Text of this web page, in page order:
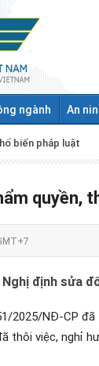
ngành An
biến pháp luật
quyền,
Nghị định sửa
2025/NĐ-CP
thôi việc, nghỉ